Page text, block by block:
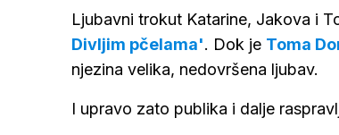
Ljubavni trokut Katarine, Jakova i
Divljim pčelama'. Dok je Toma
njezina velika, nedovršena ljubav.
I upravo zato publika i dalje